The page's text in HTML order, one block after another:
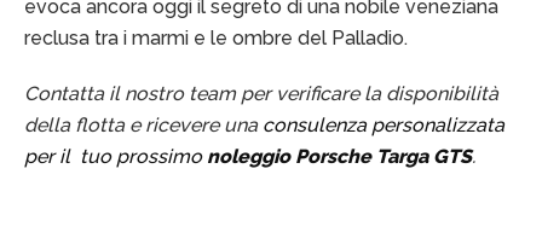
evoca ancora oggi il segreto di una nobile veneziana
reclusa tra i marmi e le ombre del Palladio.
Contatta il nostro team per verificare la disponibilità
della flotta e ricevere una consulenza personalizzata
per il tuo prossimo noleggio Porsche Targa GTS.